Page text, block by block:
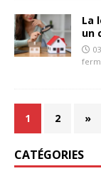
La
un
1 2 »
CATÉGORIES